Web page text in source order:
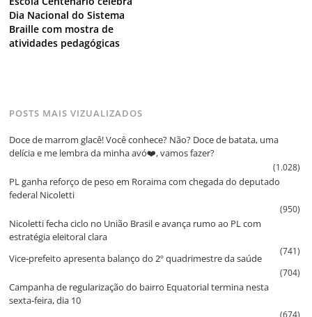
Dia Nacional do Sistema
Braille com mostra de
atividades pedagógicas
POSTS MAIS VIZUALIZADOS
Doce de marrom glacê! Você conhece? Não? Doce de batata, uma
delícia e me lembra da minha avó❤️, vamos fazer?
(1.028)
PL ganha reforço de peso em Roraima com chegada do deputado
federal Nicoletti
(950)
Nicoletti fecha ciclo no União Brasil e avança rumo ao PL com
estratégia eleitoral clara
(741)
Vice‑prefeito apresenta balanço do 2º quadrimestre da saúde
(704)
Campanha de regularização do bairro Equatorial termina nesta
sexta‑feira, dia 10